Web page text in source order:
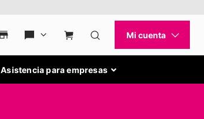
Asistencia para empresas